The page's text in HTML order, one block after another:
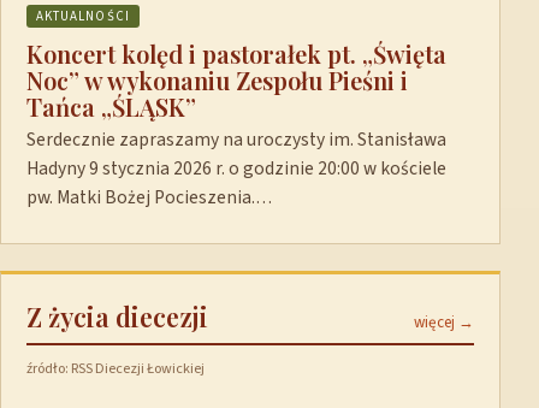
AKTUALNOŚCI
Koncert kolęd i pastorałek pt. „Święta
Noc” w wykonaniu Zespołu Pieśni i
Tańca „ŚLĄSK”
Serdecznie zapraszamy na uroczysty im. Stanisława
Hadyny 9 stycznia 2026 r. o godzinie 20:00 w kościele
pw. Matki Bożej Pocieszenia.…
Z życia diecezji więcej →
źródło: RSS Diecezji Łowickiej